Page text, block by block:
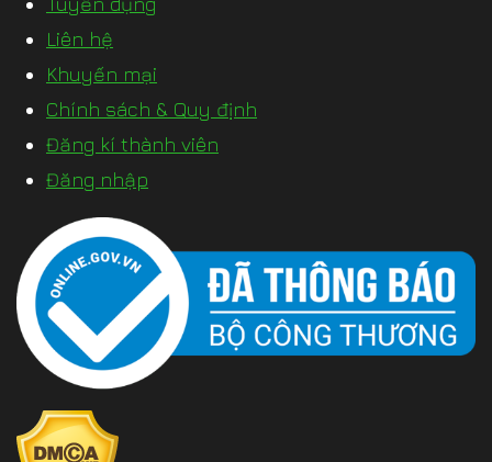
Liên hệ
Khuyến mại
Chính sách & Quy định
Đăng kí thành viên
Đăng nhập